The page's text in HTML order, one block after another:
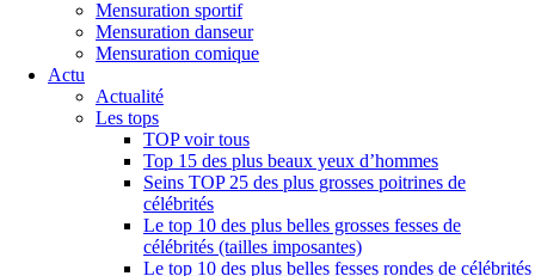
Mensuration sportif
Mensuration danseur
Mensuration comique
Actu
Actualité
Les tops
TOP voir tous
Top 15 des plus beaux yeux d’hommes
Seins TOP 25 des plus grosses poitrines de
célébrités
Le top 10 des plus belles grosses fesses de
célébrités (tailles imposantes)
Le top 10 des plus belles fesses rondes de célébrités